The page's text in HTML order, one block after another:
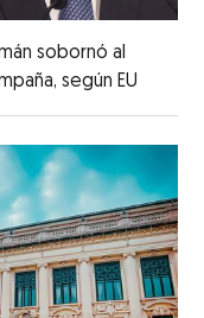
sobornó al
según EU